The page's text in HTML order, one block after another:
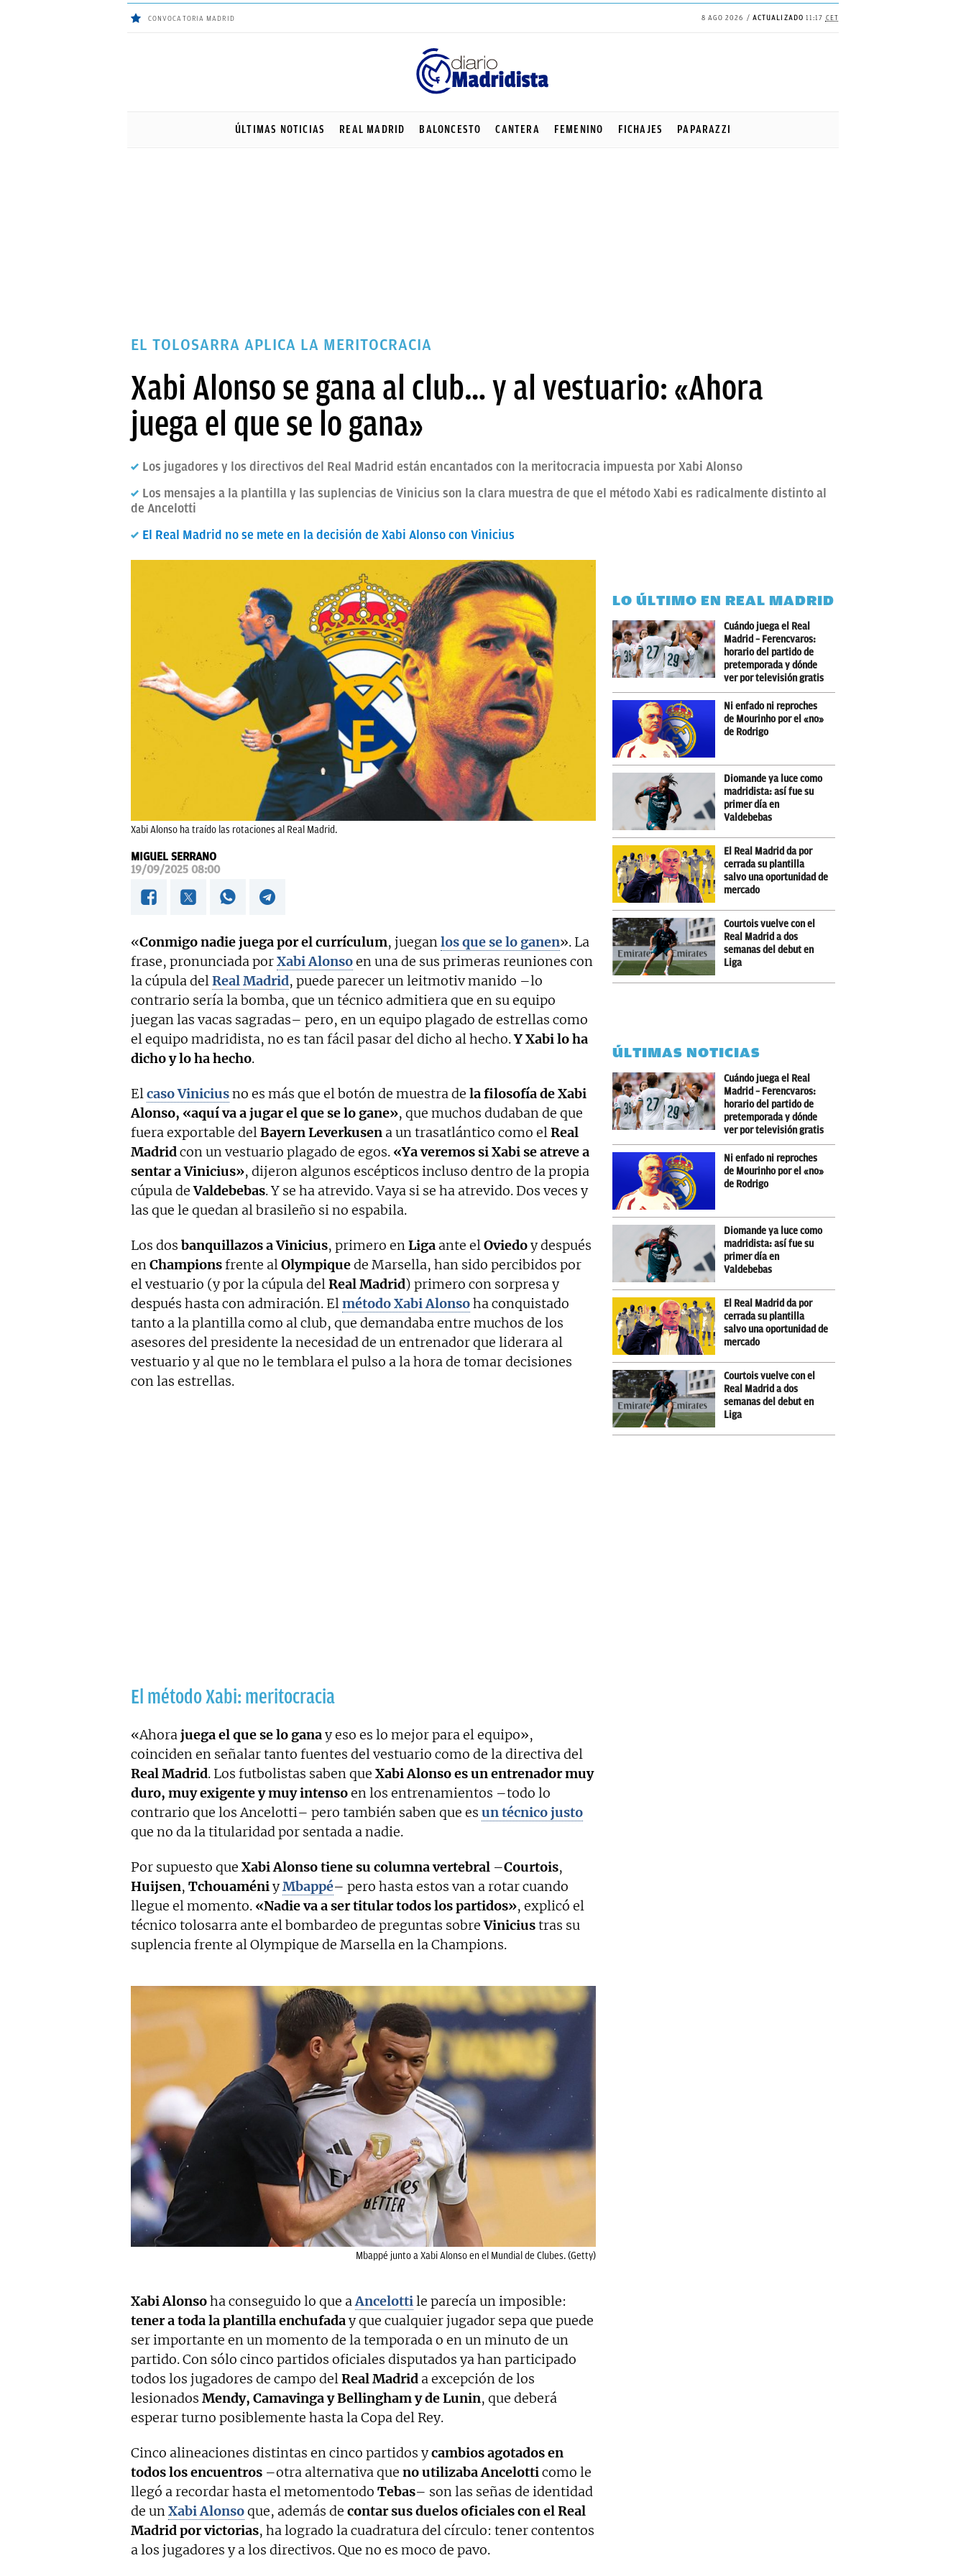
CONVOCATORIA MADRID 8 AGO 2026 ACTUALIZADO 11:17 CET
ÚLTIMAS NOTICIAS REAL MADRID BALONCESTO CANTERA FEMENINO FICHAJES PAPARAZZI
EL TOLOSARRA APLICA LA MERITOCRACIA
Xabi Alonso se gana al club… y al vestuario: «Ahora
juega el que se lo gana»
Los jugadores y los directivos del Real Madrid están encantados con la meritocracia impuesta por Xabi Alonso
Los mensajes a la plantilla y las suplencias de Vinicius son la clara muestra de que el método Xabi es radicalmente distinto al
de Ancelotti
El Real Madrid no se mete en la decisión de Xabi Alonso con Vinicius
Xabi Alonso ha traído las rotaciones al Real Madrid.
MIGUEL SERRANO
19/09/2025 08:00
«Conmigo nadie juega por el currículum, jueganlos que se lo ganen». La
frase, pronunciada porXabi Alonsoen una de sus primeras reuniones con
la cúpula delReal Madrid, puede parecer un leitmotiv manido –lo
contrario sería la bomba, que un técnico admitiera que en su equipo
juegan las vacas sagradas– pero, en un equipo plagado de estrellas como
el equipo madridista, no es tan fácil pasar del dicho al hecho.Y Xabi lo ha
dicho y lo ha hecho.
Elcaso Viniciusno es más que el botón de muestra de la filosofía de Xabi
Alonso, «aquí va a jugar el que se lo gane», que muchos dudaban de que
fuera exportable delBayern Leverkusen a un trasatlántico como elReal
Madridcon un vestuario plagado de egos. «Ya veremos si Xabi se atreve a
sentar a Vinicius», dijeron algunos escépticos incluso dentro de la propia
cúpula deValdebebas. Y se ha atrevido. Vaya si se ha atrevido. Dos veces y
las que le quedan al brasileño si no espabila.
Los dos banquillazos a Vinicius, primero enLiga ante elOviedoy después
enChampionsfrente alOlympiquede Marsella, han sido percibidos por
el vestuario (y por la cúpula delReal Madrid) primero con sorpresa y
después hasta con admiración. Elmétodo Xabi Alonsoha conquistado
tanto a la plantilla como al club, que demandaba entre muchos de los
asesores del presidente la necesidad de un entrenador que liderara al
vestuario y al que no le temblara el pulso a la hora de tomar decisiones
con las estrellas.
El método Xabi: meritocracia
«Ahorajuega el que se lo ganay eso es lo mejor para el equipo»,
coinciden en señalar tanto fuentes del vestuario como de la directiva del
Real Madrid. Los futbolistas saben que Xabi Alonso es un entrenador muy
duro, muy exigente y muy intensoen los entrenamientos –todo lo
contrario que los Ancelotti– pero también saben que es un técnico justo
que no da la titularidad por sentada a nadie.
Por supuesto que Xabi Alonso tiene su columna vertebral –Courtois,
Huijsen, TchouaméniyMbappé– pero hasta estos van a rotar cuando
llegue el momento. «Nadie va a ser titular todos los partidos», explicó el
técnico tolosarra ante el bombardeo de preguntas sobreViniciustras su
suplencia frente al Olympique de Marsella en la Champions.
Mbappé junto a Xabi Alonso en el Mundial de Clubes. (Getty)
Xabi Alonsoha conseguido lo que aAncelottile parecía un imposible:
tener a toda la plantilla enchufaday que cualquier jugador sepa que puede
ser importante en un momento de la temporada o en un minuto de un
partido. Con sólo cinco partidos oficiales disputados ya han participado
todos los jugadores de campo delReal Madrid a excepción de los
lesionados Mendy, Camavinga y Bellingham y de Lunin, que deberá
esperar turno posiblemente hasta la Copa del Rey.
Cinco alineaciones distintas en cinco partidos ycambios agotados en
todos los encuentros –otra alternativa que no utilizaba Ancelotticomo le
llegó a recordar hasta el metomentodo Tebas– son las señas de identidad
de unXabi Alonsoque, además de contar sus duelos oficiales con el Real
Madrid por victorias, ha logrado la cuadratura del círculo: tener contentos
a los jugadores y a los directivos. Que no es moco de pavo.
LO ÚLTIMO EN REAL MADRID
Cuándo juega el Real
Madrid – Ferencvaros:
horario del partido de
pretemporada y dónde
ver por televisión gratis
Ni enfado ni reproches
de Mourinho por el «no»
de Rodrigo
Diomande ya luce como
madridista: así fue su
primer día en
Valdebebas
El Real Madrid da por
cerrada su plantilla
salvo una oportunidad de
mercado
Courtois vuelve con el
Real Madrid a dos
semanas del debut en
Liga
ÚLTIMAS NOTICIAS
Cuándo juega el Real
Madrid – Ferencvaros:
horario del partido de
pretemporada y dónde
ver por televisión gratis
Ni enfado ni reproches
de Mourinho por el «no»
de Rodrigo
Diomande ya luce como
madridista: así fue su
primer día en
Valdebebas
El Real Madrid da por
cerrada su plantilla
salvo una oportunidad de
mercado
Courtois vuelve con el
Real Madrid a dos
semanas del debut en
Liga